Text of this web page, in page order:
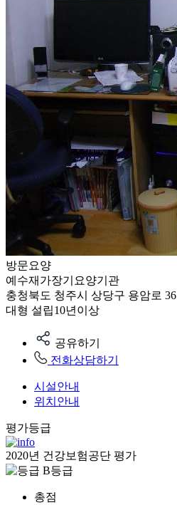
방문요양
예수재가장기요양기관
충청북도 청주시 상당구 용암로
대형 설립10년이상
공유하기
전화상담하기
시설안내
위치안내
평가등급
2020년 건강보험공단 평가
B등급
총점